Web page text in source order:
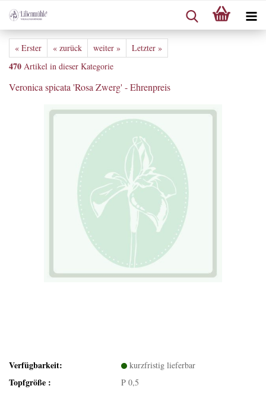
« Erster « zurück weiter » Letzter »
470 Artikel in dieser Kategorie
Veronica spicata 'Rosa Zwerg' - Ehrenpreis
Verfügbarkeit: kurzfristig lieferbar
Topfgröße : P 0,5